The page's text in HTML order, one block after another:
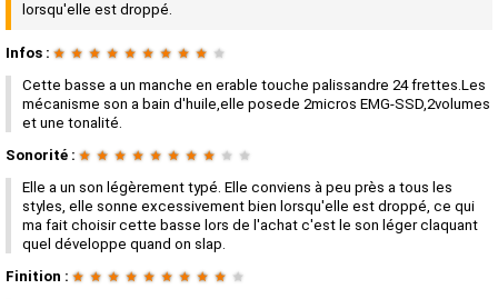
lorsqu'elle est droppé.
Infos : ★ ★ ★ ★ ★ ★ ★ ★ ★ ★
Cette basse a un manche en erable touche palissandre 24 frettes.Les
mécanisme son a bain d'huile,elle posede 2micros EMG-SSD,2volumes
et une tonalité.
Sonorité : ★ ★ ★ ★ ★ ★ ★ ★ ★ ★
Elle a un son légèrement typé. Elle conviens à peu près a tous les
styles, elle sonne excessivement bien lorsqu'elle est droppé, ce qui
ma fait choisir cette basse lors de l'achat c'est le son léger claquant
quel développe quand on slap.
Finition : ★ ★ ★ ★ ★ ★ ★ ★ ★ ★